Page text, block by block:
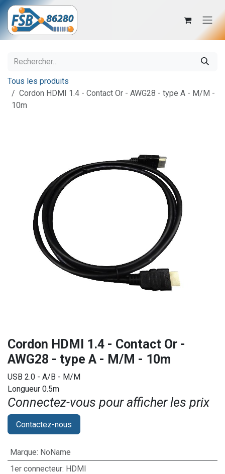
Se rendre au contenu
Tous les produits
Cordon HDMI 1.4 - Contact Or - AWG28 - type A - M/M -
10m
Cordon HDMI 1.4 - Contact Or -
AWG28 - type A - M/M - 10m
USB 2.0 - A/B - M/M
Longueur 0.5m
Connectez-vous pour afficher les prix​
Contactez-nous
Marque: NoName
1er connecteur: HDMI